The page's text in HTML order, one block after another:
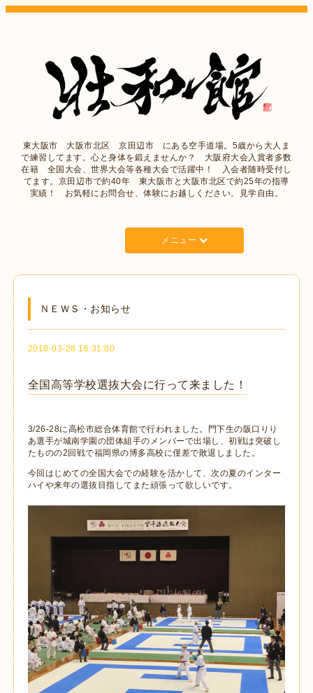
東大阪市 大阪市北区 京田辺市 にある空手道場。5歳から大人ま
で練習してます。心と身体を鍛えませんか？ 大阪府大会入賞者多数
在籍 全国大会、世界大会等各種大会で活躍中！ 入会者随時受付し
てます。京田辺市で約40年 東大阪市と大阪市北区で約25年の指導
実績！ お気軽にお問合せ、体験にお越しください。見学自由。
メニュー
ＮＥＷＳ・お知らせ
2018-03-28 16:31:00
全国高等学校選抜大会に行って来ました！
3/26-28に高松市総合体育館で行われました。門下生の阪口りり
あ選手が城南学園の団体組手のメンバーで出場し、初戦は突破し
たものの2回戦で福岡県の博多高校に僅差で敗退しました。
今回はじめての全国大会での経験を活かして、次の夏のインター
ハイや来年の選抜目指してまた頑張って欲しいです。